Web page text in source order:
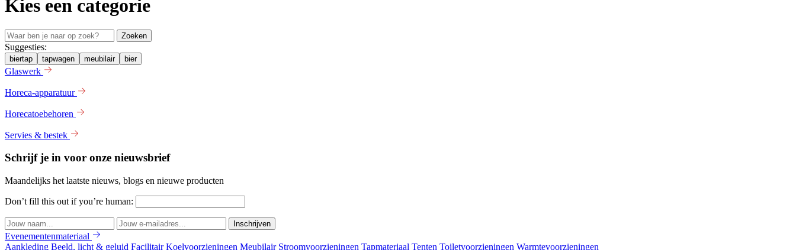
Kies een categorie
Zoeken
Suggesties:
biertap tapwagen meubilair bier
Glaswerk
Horeca-apparatuur
Horecatoebehoren
Servies & bestek
Schrijf je in voor onze nieuwsbrief
Maandelijks het laatste nieuws, blogs en nieuwe producten
Don’t fill this out if you’re human:
Inschrijven
Evenementenmateriaal
Aankleding Beeld, licht & geluid FacilitairKoelvoorzieningen Meubilair Stroomvoorzieningen Tapmateriaal Tenten Toiletvoorzieningen Warmtevoorzieningen